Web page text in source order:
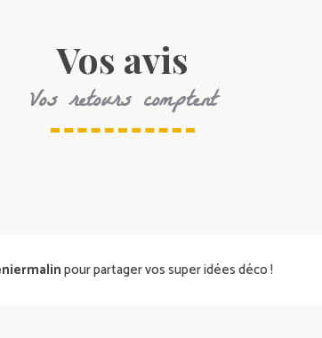
Vos avis
Vos retours comptent
pour partager vos super idées déco !